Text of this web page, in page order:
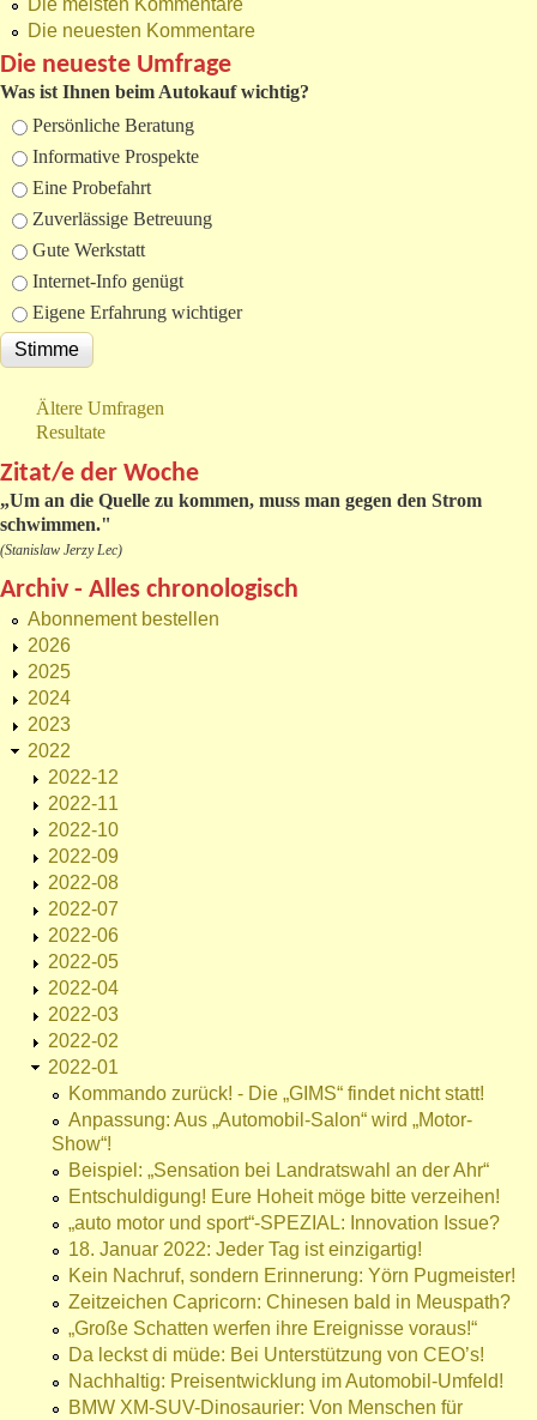
Die meisten Kommentare
Die neuesten Kommentare
Die neueste Umfrage
Was ist Ihnen beim Autokauf wichtig?
Auswahlmöglichkeiten
Persönliche Beratung
Informative Prospekte
Eine Probefahrt
Zuverlässige Betreuung
Gute Werkstatt
Internet-Info genügt
Eigene Erfahrung wichtiger
Ältere Umfragen
Resultate
Zitat/e der Woche
„Um an die Quelle zu kommen, muss man gegen den Strom
schwimmen."
(Stanislaw Jerzy Lec)
Archiv - Alles chronologisch
Abonnement bestellen
2026
2025
2024
2023
2022
2022-12
2022-11
2022-10
2022-09
2022-08
2022-07
2022-06
2022-05
2022-04
2022-03
2022-02
2022-01
Kommando zurück! - Die „GIMS“ findet nicht statt!
Anpassung: Aus „Automobil-Salon“ wird „Motor-
Show“!
Beispiel: „Sensation bei Landratswahl an der Ahr“
Entschuldigung! Eure Hoheit möge bitte verzeihen!
„auto motor und sport“-SPEZIAL: Innovation Issue?
18. Januar 2022: Jeder Tag ist einzigartig!
Kein Nachruf, sondern Erinnerung: Yörn Pugmeister!
Zeitzeichen Capricorn: Chinesen bald in Meuspath?
„Große Schatten werfen ihre Ereignisse voraus!“
Da leckst di müde: Bei Unterstützung von CEO’s!
Nachhaltig: Preisentwicklung im Automobil-Umfeld!
BMW XM-SUV-Dinosaurier: Von Menschen für